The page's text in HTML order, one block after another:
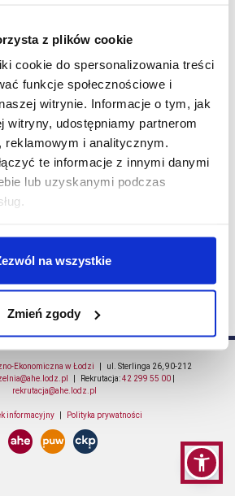
z plików cookie
cookie do spersonalizowania treści
funkcje społecznościowe i
witrynie. Informacje o tym, jak
witryny, udostępniamy partnerom
reklamowym i analitycznym.
te informacje z innymi danymi
lub uzyskanymi podczas
na wszystkie
Zmień zgody
System lub
licencjackie pomostowe
nie znaleziono studiów
Twoje kryteria
Ekonomiczna w Łodzi | ul. Sterlinga 26, 90-212
| Rekrutacja:42 299 55 00|
rekrutacja@ahe.lodz.pl
informacyjny Polityka prywatności